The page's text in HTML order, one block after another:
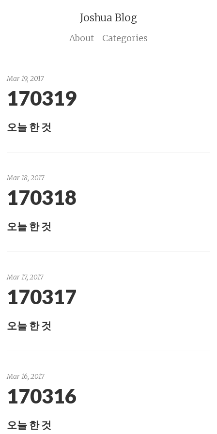
Joshua Blog
About Categories
Mar 19, 2017
170319
오늘 한 것
Mar 18, 2017
170318
오늘 한 것
Mar 17, 2017
170317
오늘 한 것
Mar 16, 2017
170316
오늘 한 것